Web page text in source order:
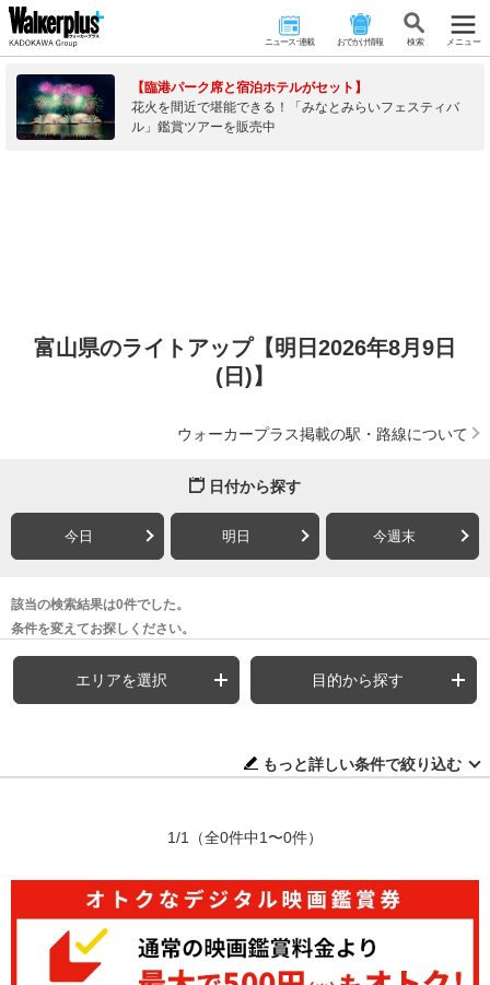
ニュース･連載 おでかけ情報 検 索 メニュー
【臨港パーク席と宿泊ホテルがセット】
花火を間近で堪能できる！「みなとみらいフェスティバ
ル」鑑賞ツアーを販売中
富山県のライトアップ【明日2026年8月9日
(日)】
ウォーカープラス掲載の駅・路線について
日付から探す
今日 明日 今週末
該当の検索結果は0件でした。
条件を変えてお探しください。
エリアを選択 目的から探す
もっと詳しい条件で絞り込む
1/1 （全0件中1〜0件）